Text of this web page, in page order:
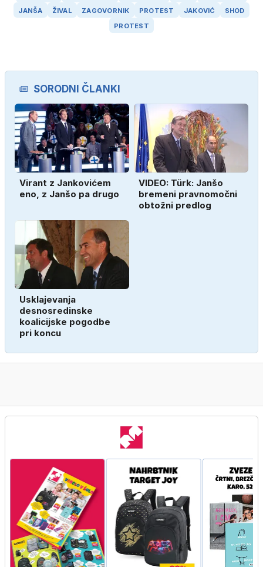
JANŠA
ŽIVAL ZAGOVORNIK PROTEST JAKOVIĆ
SHOD
PROTEST
SORODNI ČLANKI
Virant z Jankovićem
eno, z Janšo pa drugo
VIDEO: Türk: Janšo
bremeni pravnomočni
obtožni predlog
Usklajevanja
desnosredinske
koalicijske pogodbe
pri koncu